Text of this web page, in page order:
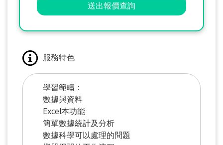
送出報價查詢
服務特色
學習範疇：
數據與資料
Excel本功能
簡單數據統計及分析
數據科學可以處理的問題